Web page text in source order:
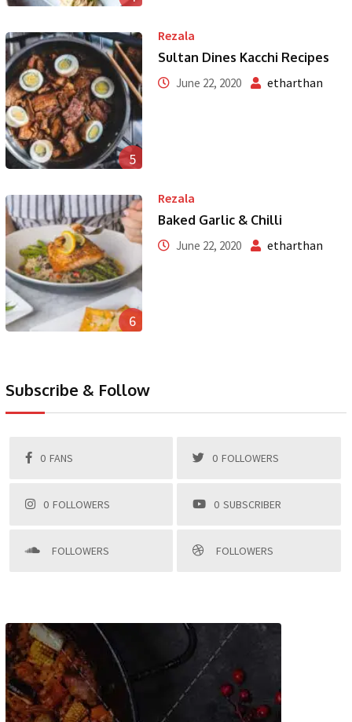
5
Rezala
Sultan Dines Kacchi Recipes
June 22, 2020 etharthan
6
Rezala
Baked Garlic & Chilli
June 22, 2020 etharthan
Subscribe & Follow
0 FANS 0 FOLLOWERS
0 FOLLOWERS 0 SUBSCRIBER
FOLLOWERS FOLLOWERS